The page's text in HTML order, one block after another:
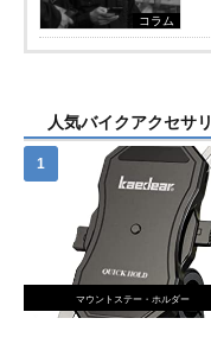
コラム
人気バイクアクセサリ
マウントステー・ホルダー